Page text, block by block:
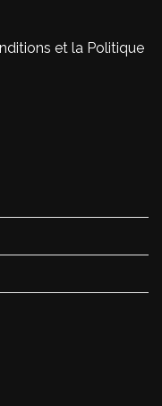
et la Politique